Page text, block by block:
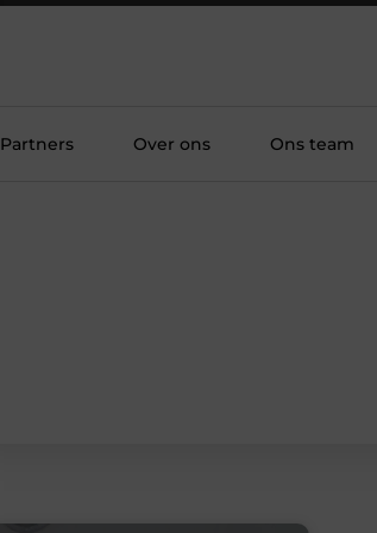
Partners Over ons Ons team